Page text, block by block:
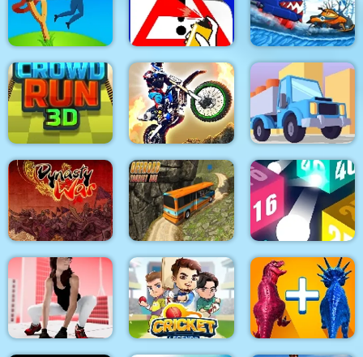
Adam and Eve Go 2 Galactic Traffic
Extreme Motorcycle
Simulator
Angry Guys Road Painting 3D
Car Eats Car: Winter
Adventure
Crowd Run 3D Dirt Bike Racing Duel Truck Deliver 3D
Dynasty War
Uphill Climb Bus
Driving Simulator Sim
3D
Crazy shooting